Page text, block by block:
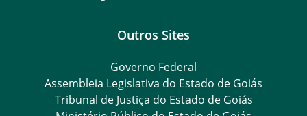
Outros Sites
Governo Federal
Assembleia Legislativa do Estado de Goiás
Tribunal de Justiça do Estado de Goiás